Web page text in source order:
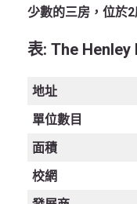
少數的三房，位於
表: The Henley I
地址
單位數目
面積
校網